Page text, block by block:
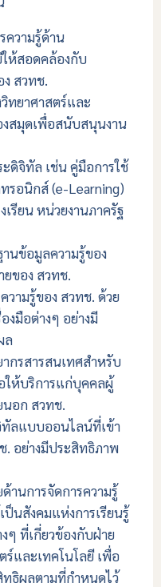
ความรู้ด้าน
ห้สอดคล้องกับ
สวทช.
ทยาศาสตร์และ
งสมุดเพื่อสนับสนุนงาน
จิทัล เช่น คู่มือการใช้
รอนิกส์ (e-Learning)
รียน หน่วยงานภาครัฐ
นข้อมูลความรู้ของ
ของ สวทช.
ามรู้ของ สวทช. ด้วย
งมือต่างๆ อย่างมี
ล
กรสารสนเทศสำหรับ
ให้บริการแก่บุคคลผู้
นอก สวทช.
ทัลแบบออนไลน์ที่เข้า
. อย่างมีประสิทธิภาพ
านการจัดการความรู้
ป็นสังคมแห่งการเรียนรู้
ที่เกี่ยวข้องกับฝ่าย
ร์และเทคโนโลยี เพื่อ
ธิผลตามที่กำหนดไว้